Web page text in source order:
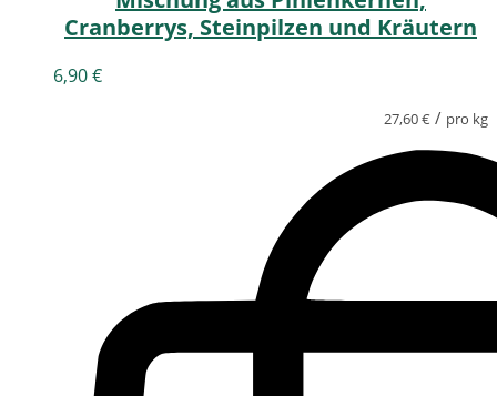
Cranberrys, Steinpilzen und Kräutern
6,90€
27,60€ / pro kg